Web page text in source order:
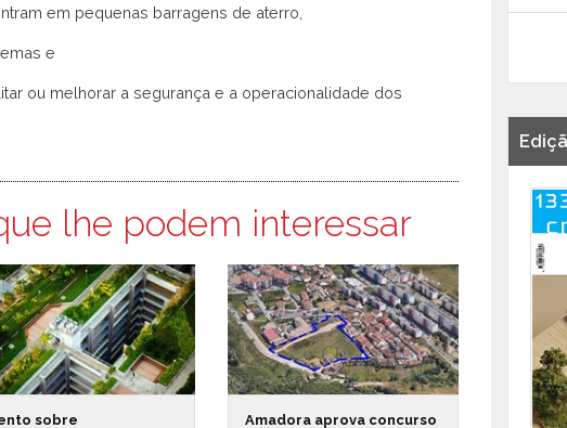
em pequenas barragens de aterro,
e
ou melhorar a segurança e a operacionalidade dos
lhe podem interessar
sobre
Amadora aprova concurso